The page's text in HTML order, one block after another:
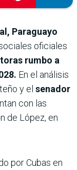
Paraguayo
oficiales
rumbo a
En el análisis
y el senador
con las
de López, en
por Cubas en